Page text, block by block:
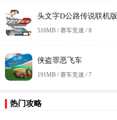
头文字D公路传说联机版
516MB / 赛车竞速 /8
侠盗罪恶飞车
191MB / 赛车竞速 /7
热门攻略